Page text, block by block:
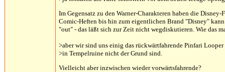
Im Gegensatz zu den Warner-Charakteren haben die
Comic-Heften bis hin zum eigentlichen Brand "Disney"
"out" - das läßt sich zur Zeit nicht wegdiskutieren. Wie das
>aber wir sind uns einig das rückwärtfahrende Pinfari
>in Tempelruine nicht der Grund sind.
Vielleicht aber inzwischen wieder vorwärtsfahrende?